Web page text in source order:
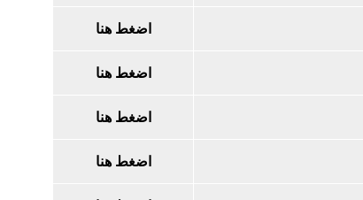
اضغط هنا
اضغط هنا
اضغط هنا
اضغط هنا